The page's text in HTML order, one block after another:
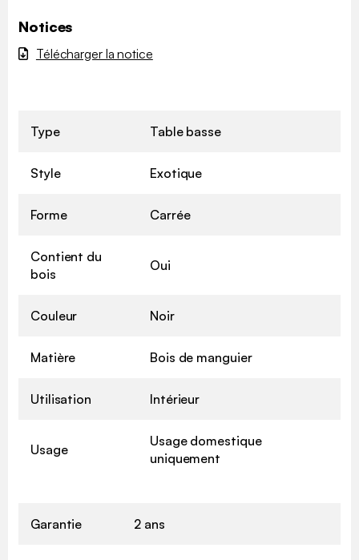
Notices
Télécharger la notice
Type Table basse
Style Exotique
Forme Carrée
Contient du
bois
Oui
Couleur Noir
Matière Bois de manguier
Utilisation Intérieur
Usage
Usage domestique
uniquement
Garantie 2 ans